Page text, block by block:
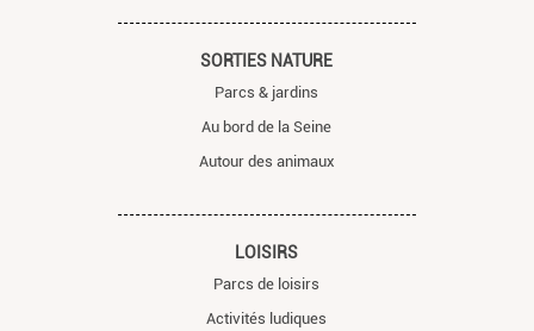
SORTIES NATURE
Parcs & jardins
Au bord de la Seine
Autour des animaux
LOISIRS
Parcs de loisirs
Activités ludiques